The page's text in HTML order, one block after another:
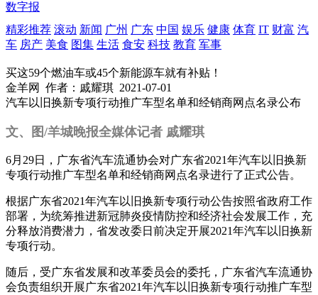
数字报
精彩推荐 滚动 新闻 广州 广东 中国 娱乐 健康 体育 IT 财富 汽
车 房产 美食 图集 生活 食安 科技 教育 军事
买这59个燃油车或45个新能源车就有补贴！
金羊网
作者：戚耀琪 2021-07-01
汽车以旧换新专项行动推广车型名单和经销商网点名录公布
文、图/羊城晚报全媒体记者 戚耀琪
6月29日，广东省汽车流通协会对广东省2021年汽车以旧换新
专项行动推广车型名单和经销商网点名录进行了正式公告。
根据广东省2021年汽车以旧换新专项行动公告按照省政府工作
部署，为统筹推进新冠肺炎疫情防控和经济社会发展工作，充
分释放消费潜力，省发改委日前决定开展2021年汽车以旧换新
专项行动。
随后，受广东省发展和改革委员会的委托，广东省汽车流通协
会负责组织开展广东省2021年汽车以旧换新专项行动推广车型